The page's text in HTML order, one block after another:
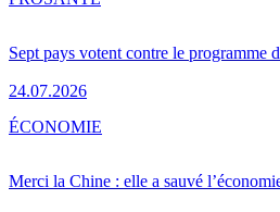
Sept pays votent contre le programme
24.07.2026
Merci la Chine : elle a sauvé
ÉCONOMIE